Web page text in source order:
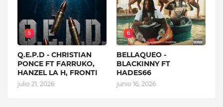
5
Q.E.P.D - CHRISTIAN
PONCE FT FARRUKO,
HANZEL LA H, FRONTI
julio 21, 2026
6
BELLAQUEO -
BLACKINNY FT
HADES66
junio 16, 2026